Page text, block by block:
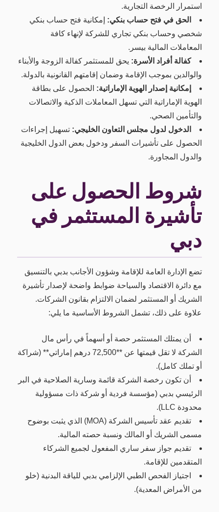
استمرار الرخصة التجارية.
الحق في فتح حساب بنكي: إمكانية فتح حساب بنكي
شخصي وحساب بنكي تجاري للشركة لإنهاء كافة
المعاملات المالية بيسر.
كفالة أفراد الأسرة: يحق للمستثمر كفالة الزوجة والأبناء
والوالدين بموجب الإقامة وضمان إقامتهم القانونية بالدولة.
إمكانية إصدار الهوية الإماراتية: الحصول على بطاقة
الهوية الإماراتية التي تسهل المعاملات الذكية والاتصالات
والتأمين الصحي.
الدخول لدول مجلس التعاون الخليجي: تسهيل إجراءات
الحصول على تأشيرات السفر ودخول بعض الدول الخليجية
والدول المجاورة.
شروط الحصول على
تأشيرة المستثمر في
دبي
تضع الإدارة العامة للإقامة وشؤون الأجانب بدبي بالتنسيق
مع دائرة الاقتصاد والسياحة ضوابط واضحة لإصدار تأشيرة
الشريك أو المستثمر لضمان الالتزام بقانون الشركات.
علاوة على ذلك، تشمل الشروط الأساسية ما يلي:
أن يمتلك المستثمر حصة أو أسهماً في رأس مال
الشركة لا تقل قيمتها عن **72,500 درهم إماراتي** (شراكة
أو تملك كامل).
أن تكون رخصة الشركة قائمة وسارية الصلاحية في البر
الرئيسي بدبي (مؤسسة فردية أو شركة ذات مسؤولية
محدودة LLC).
تقديم عقد تأسيس الشركة (MOA) الذي يثبت بوضوح
مسمى الشريك أو المالك ونسبة حصته المالية.
تقديم جواز سفر ساري المفعول لجميع الشركاء
المتقدمين للإقامة.
اجتياز الفحص الطبي الإلزامي بدبي للياقة البدنية (خلو
من الأمراض المعدية).